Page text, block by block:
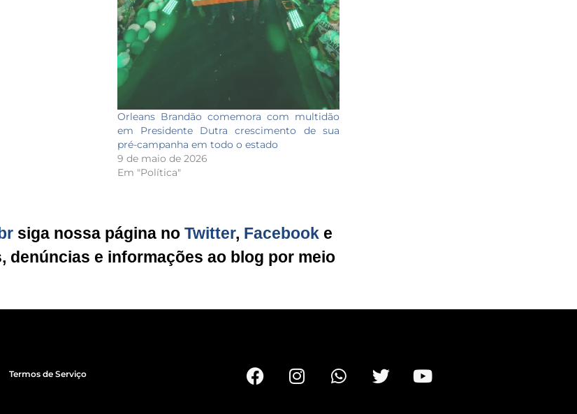
Orleans Brandão comemora com multidão
em Presidente Dutra crescimento de sua
pré-campanha em todo o estado
9 de maio de 2026
Em "Política"
siga nossa página no Twitter, Facebook e
denúncias e informações ao blog por meio
Termos de Serviço